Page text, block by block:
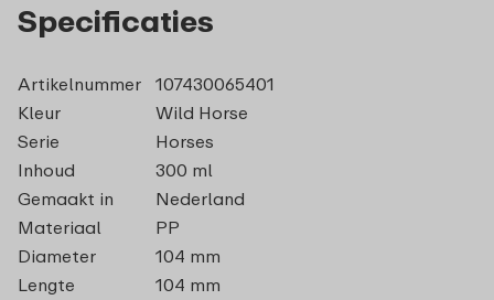
Specificaties
Artikelnummer
107430065401
Kleur
Wild Horse
Serie
Horses
Inhoud
300 ml
Gemaakt in
Nederland
Materiaal
PP
Diameter
104 mm
Lengte
104 mm